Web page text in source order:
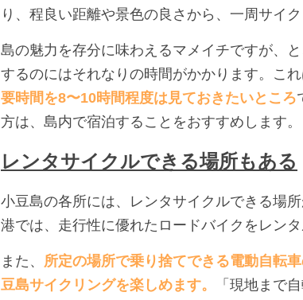
り、程良い距離や景色の良さから、一周サイ
島の魅力を存分に味わえるマメイチですが、
するのにはそれなりの時間がかかります。こ
要時間を8〜10時間程度は見ておきたいところ
方は、島内で宿泊することをおすすめします。
レンタサイクルできる場所もある
小豆島の各所には、レンタサイクルできる場
港では、走行性に優れたロードバイクをレンタ
また、 所定の場所で乗り捨てできる電動自転
豆島サイクリングを楽しめます。
「現地まで